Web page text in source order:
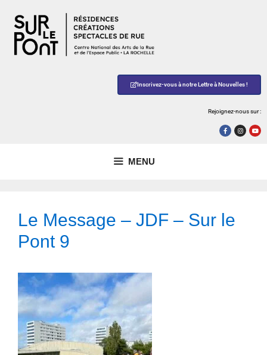
Inscrivez-vous à notre Lettre à Nouvelles !
Rejoignez-nous sur :
MENU
Le Message – JDF – Sur le
Pont 9